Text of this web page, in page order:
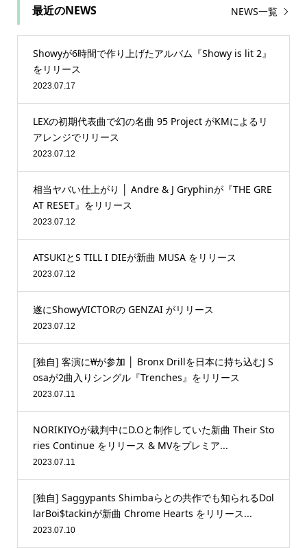
最近のNEWS NEWS一覧
Showyが6時間で作り上げたアルバム『Showy is lit 2』
をリリース
2023.07.17
LEXの初期代表曲で幻の名曲 95 Project がKMによるリ
アレンジでリリース
2023.07.12
相当ヤバい仕上がり │ Andre & J Gryphinが『THE GRE
AT RESET』をリリース
2023.07.12
ATSUKIとS TILL I DIEが新曲 MUSA をリリース
2023.07.12
遂にShowyVICTORの GENZAI がリリース
2023.07.12
[独自] 客演に₩が参加 │ Bronx Drillを日本に持ち込むJ S
osaが2曲入りシングル『Trenches』をリリース
2023.07.11
NORIKIYOが裁判中にD.Oと制作していた新曲 Their Sto
ries Continue をリリース & MVをプレミア...
2023.07.11
[独自] Saggypants Shimbaらとの共作でも知られるDol
larBoi$tackinが新曲 Chrome Hearts をリリース...
2023.07.10